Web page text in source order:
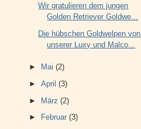
Wir gratulieren dem jungen
Golden Retriever Goldwe...
Die hübschen Goldwelpen von
unserer Luxy und Malco...
► Mai (2)
► April (3)
► März (2)
►
Februar (3)